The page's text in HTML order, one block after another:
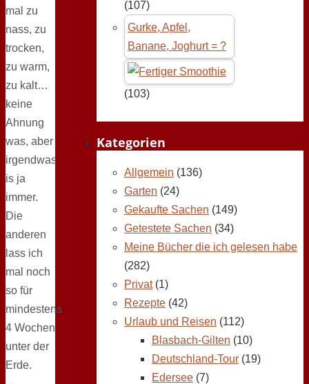
mal zu
nass, zu
trocken,
zu warm,
zu kalt…
keine
Ahnung
was, aber
irgendwas
is ja
immer.
Die
anderen
lass ich
mal noch
so für
mindestens
4 Wochen
unter der
Erde.
(107)
Gurke, Apfel,
Banane, Joghurt = ?
(103)
Kategorien
Allgemein (136)
Garten (24)
Gekaufte Sachen (149)
Getestete Sachen (34)
Meine Bücher die ich gelesen habe
(282)
Privat(1)
Rezepte (42)
Urlaub und Reisen (112)
Blasbach-Gilten (10)
Deutschland-Tour (19)
Edersee (7)